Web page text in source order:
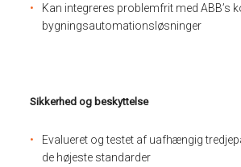
Kan integreres problemfrit med ABB’s
bygningsautomationsløsninger
Sikkerhed og beskyttelse
Evalueret og testet af uafhængig
de højeste standarder